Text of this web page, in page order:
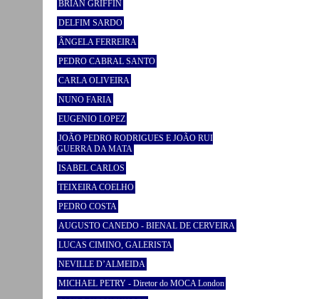
BRIAN GRIFFIN
DELFIM SARDO
ÂNGELA FERREIRA
PEDRO CABRAL SANTO
CARLA OLIVEIRA
NUNO FARIA
EUGENIO LOPEZ
JOÃO PEDRO RODRIGUES E JOÃO RUI
GUERRA DA MATA
ISABEL CARLOS
TEIXEIRA COELHO
PEDRO COSTA
AUGUSTO CANEDO - BIENAL DE CERVEIRA
LUCAS CIMINO, GALERISTA
NEVILLE D’ALMEIDA
MICHAEL PETRY - Diretor do MOCA London